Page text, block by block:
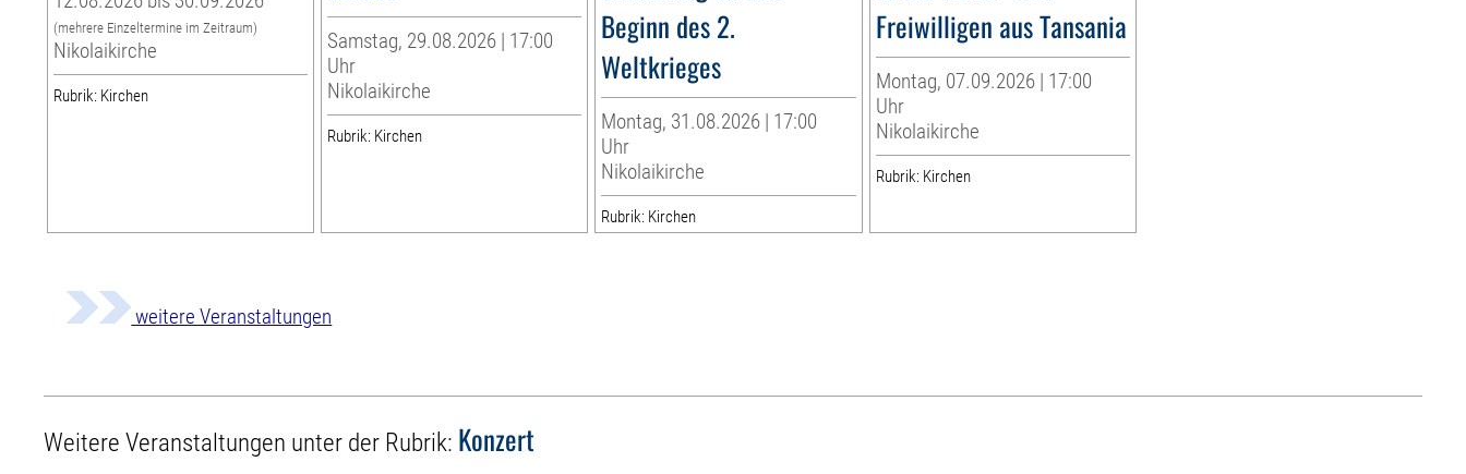
(mehrere Einzeltermine im Zeitraum)
Nikolaikirche
Rubrik: Kirchen
Samstag, 29.08.2026 | 17:00
Uhr
Nikolaikirche
Rubrik: Kirchen
Beginn des 2.
Weltkrieges
Montag, 31.08.2026 | 17:00
Uhr
Nikolaikirche
Rubrik: Kirchen
Freiwilligen aus Tansania
Montag, 07.09.2026 | 17:00
Uhr
Nikolaikirche
Rubrik: Kirchen
weitere Veranstaltungen
Weitere Veranstaltungen unter der Rubrik: Konzert